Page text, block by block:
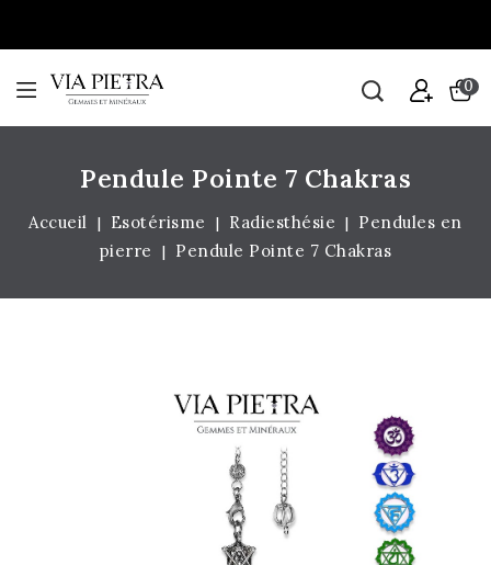
0
Pendule Pointe 7 Chakras
Accueil Esotérisme Radiesthésie
Pendules en
pierre
Pendule Pointe 7 Chakras